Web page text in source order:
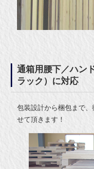
通箱用腰下／ハン
ラック）に対応
包装設計から梱包まで
せて頂きます！